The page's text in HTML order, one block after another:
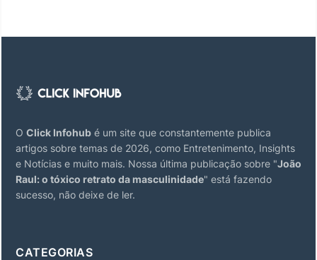
O Click Infohub é um site que constantemente publica
artigos sobre temas de 2026, como Entretenimento, Insights
e Notícias e muito mais. Nossa última publicação sobre "João
Raul: o tóxico retrato da masculinidade" está fazendo
sucesso, não deixe de ler.
CATEGORIAS